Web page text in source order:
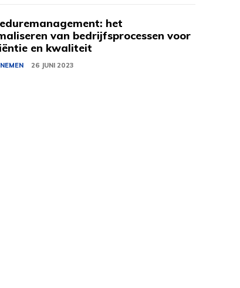
het
van bedrijfsprocessen voor
en kwaliteit
26 JUNI 2023